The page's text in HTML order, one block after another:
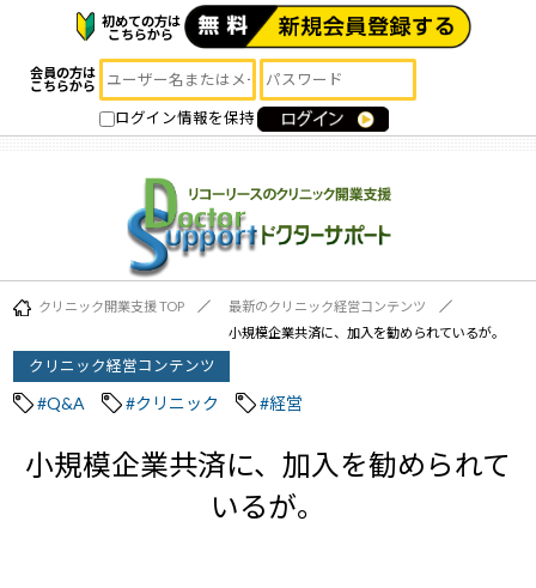
初めての方は
こちらから
会員の方は
こちらから
ログイン情報を保持
クリニック開業支援 TOP
最新のクリニック経営コンテンツ
小規模企業共済に、加入を勧められているが。
クリニック経営コンテンツ
#Q&A #クリニック #経営
小規模企業共済に、加入を勧められて
いるが。